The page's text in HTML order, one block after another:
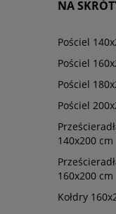
NA
Pościel
Pościel
Pościel
Pościel
140x200 cm
160x200 cm
Kołdry